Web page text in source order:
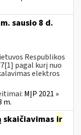
sausio 8 d.
Respublikos
pagal kurį nuo
elektros
MĮP 2021 »
m.
skaičiavimas ir